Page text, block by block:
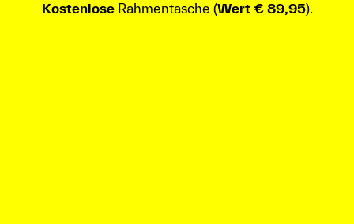
KostenloseRahmentasche (Wert € 89,95).